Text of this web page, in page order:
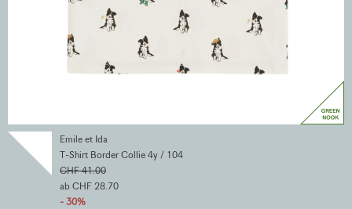
Emile et Ida
T-Shirt Border Collie 4y / 104
CHF 41.00
ab CHF 28.70
- 30%